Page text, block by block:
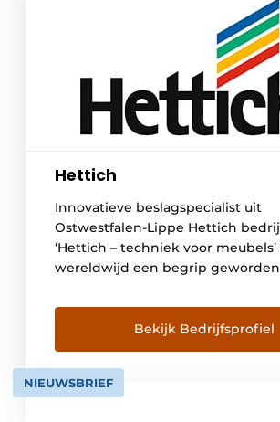
Hettich
Innovatieve beslagspecialist uit
Ostwestfalen-Lippe Hettich
‘Hettich – techniek voor meubels’
wereldwijd een begrip
(www.hettich.com) werd in 1888
en behoort tegenwoordig
een van de grootste en
producenten van meubelbeslag.
hoofdvestiging van de
Bekijk Bedrijfsprofiel
NIEUWSBRIEF